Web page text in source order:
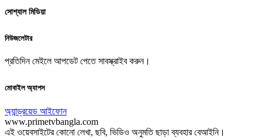
সোশ্যাল মিডিয়া
নিউজলেটার
প্রতিদিন মেইলে আপডেট পেতে সাবস্ক্রাইব করুন।
মোবাইল অ্যাপস
অ্যান্ড্রয়েড আইফোন
www.primetvbangla.com
এই ওয়েবসাইটের কোনো লেখা, ছবি, ভিডিও অনুমতি ছাড়া ব্যবহার বেআইনি।